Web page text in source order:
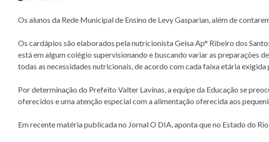
Os alunos da Rede Municipal de Ensino de Levy Gasparian, além de
Os cardápios são elaborados pela nutricionista Geisa Ap° Ribeiro dos
está em algumcolégio supervisionando e buscando variar as preparações
todas as necessidades nutricionais, de acordo com cada faixa etária
Por determinação do Prefeito Valter Lavinas, a equipe da Educação se
oferecidos e uma atenção especial com a alimentação oferecida aos
Em recente matéria publicada no Jornal O DIA, aponta que no Estado do